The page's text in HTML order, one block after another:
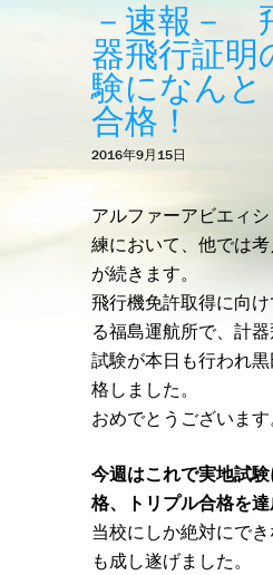
－速報－
器飛行証明
験になんと
合格！
2016年9月15日
アルファーアビエィシ
練において、他では
が続きます。
飛行機免許取得に向
る福島運航所で、 計
試験が本日も行われ
格しました。
おめでとうございます
今週はこれで実地試
格、トリプル合格を達
当校にしか絶対にで
も成し遂げました。